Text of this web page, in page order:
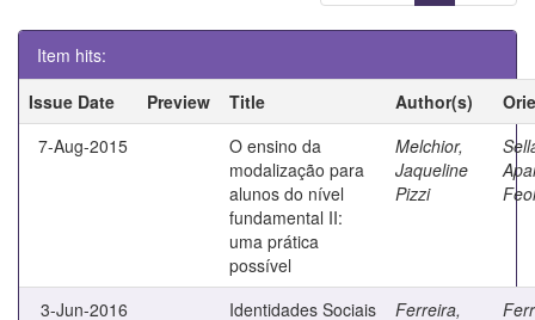
Item hits:
Issue Date
Preview Title Author(s)
7-Aug-2015
O ensino da
modalização para
alunos do nível
fundamental II:
uma prática
possível
Melchior,
Jaqueline
Pizzi
3-Jun-2016
Identidades Sociais
Ferreira,